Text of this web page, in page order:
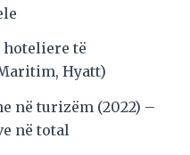
hoteliere të
Hyatt)
në turizëm (2022) –
në total